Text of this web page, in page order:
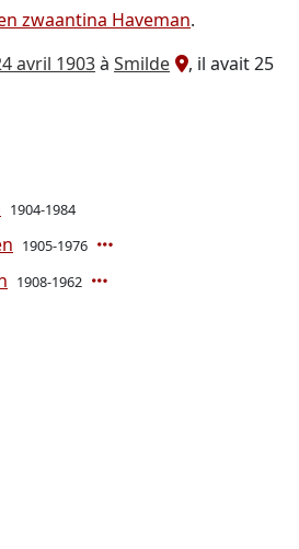
zwaantina Haveman.
avril 1903à Smilde
, il avait 25
1904-1984
1905-1976
1908-1962